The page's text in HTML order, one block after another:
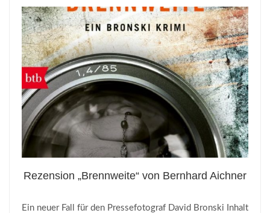
Rezension „Brennweite“ von Bernhard Aichner
Ein neuer Fall für den Pressefotograf David Bronski Inhalt